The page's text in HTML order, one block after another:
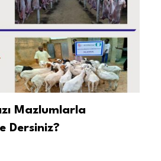
Mazlumlarla
Dersiniz?